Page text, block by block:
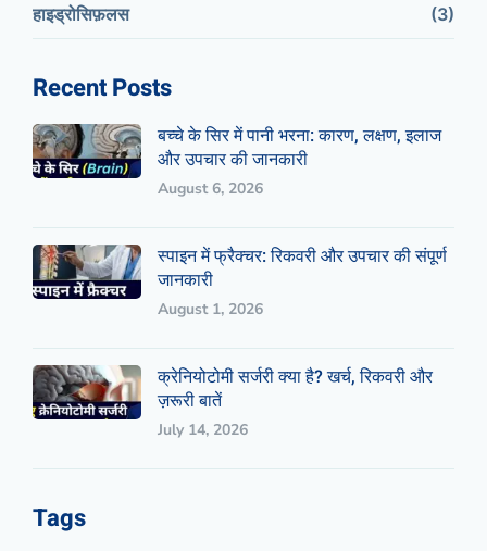
हाइड्रोसिफ़लस (3)
Recent Posts
बच्चे के सिर में पानी भरना: कारण, लक्षण, इलाज
और उपचार की जानकारी
August 6, 2026
स्पाइन में फ्रैक्चर: रिकवरी और उपचार की संपूर्ण
जानकारी
August 1, 2026
क्रेनियोटोमी सर्जरी क्या है? खर्च, रिकवरी और
ज़रूरी बातें
July 14, 2026
Tags